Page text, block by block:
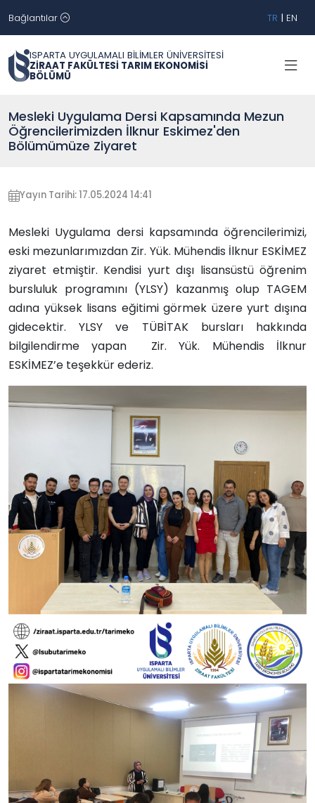
Bağlantılar TR | EN
ISPARTA UYGULAMALI BİLİMLER ÜNİVERSİTESİ
ZİRAAT FAKÜLTESİ TARIM EKONOMİSİ
BÖLÜMÜ
Mesleki Uygulama Dersi Kapsamında Mezun
Öğrencilerimizden İlknur Eskimez'den
Bölümümüze Ziyaret
Yayın Tarihi: 17.05.2024 14:41
Mesleki Uygulama dersi kapsamında öğrencilerimizi,
eski mezunlarımızdan Zir. Yük. Mühendis İlknur ESKİMEZ
ziyaret etmiştir. Kendisi yurt dışı lisansüstü öğrenim
bursluluk programını (YLSY) kazanmış olup TAGEM
adına yüksek lisans eğitimi görmek üzere yurt dışına
gidecektir. YLSY ve TÜBİTAK bursları hakkında
bilgilendirme yapan
Zir. Yük. Mühendis İlknur
ESKİMEZ’e teşekkür ederiz.